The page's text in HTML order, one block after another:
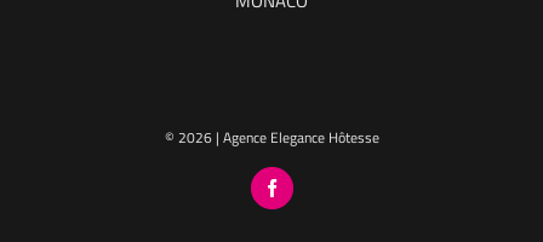
© 2026 | Agence Elegance Hôtesse
Facebook